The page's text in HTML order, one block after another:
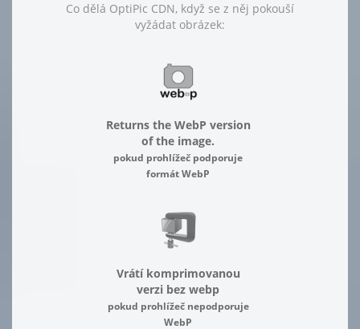
Co dělá OptiPic CDN, když se z něj pokouší
vyžádat obrázek:
Returns the WebP version
of the image.
pokud prohlížeč podporuje
formát WebP
Vrátí komprimovanou
verzi bez webp
pokud prohlížeč nepodporuje
WebP